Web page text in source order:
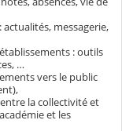
messagerie,
: outils
…
vers le public
la collectivité et
et les